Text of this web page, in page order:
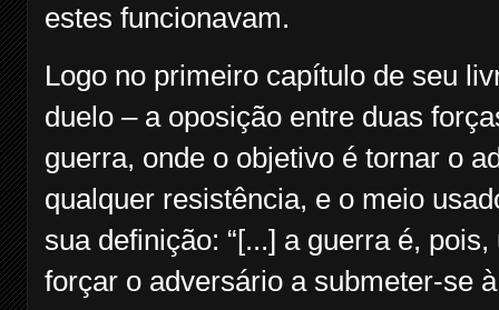
estes funcionavam.
Logo no primeiro capítulo de seu
duelo – a oposição entre duas
guerra, onde o objetivo é tornar o
qualquer resistência, e o meio
sua definição: “[...] a guerra é,
forçar o adversário a submeter-se